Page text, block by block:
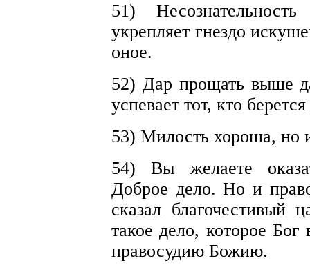
51)
укрепляет гнездо
оное.
52) Дар прощать выше
успевает тот, кто
53) Милость хороша, но
54) Вы желаете
Доброе дело. Но и
сказал благочестивый
такое дело, которое Бог
правосудию Божию.